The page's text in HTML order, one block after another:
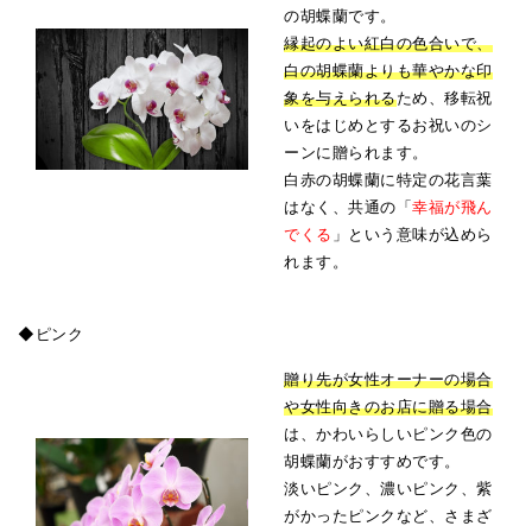
の胡蝶蘭です。
縁起のよい紅白の色合いで、
白の胡蝶蘭よりも華やかな印
象を与えられるため、移転祝
いをはじめとするお祝いのシ
ーンに贈られます。
白赤の胡蝶蘭に特定の花言葉
はなく、共通の「幸福が飛ん
でくる 」という意味が込めら
れます。
◆ピンク
贈り先が女性オーナーの場合
や女性向きのお店に贈る場合
は、かわいらしいピンク色の
胡蝶蘭がおすすめです。
淡いピンク、濃いピンク、紫
がかったピンクなど、さまざ